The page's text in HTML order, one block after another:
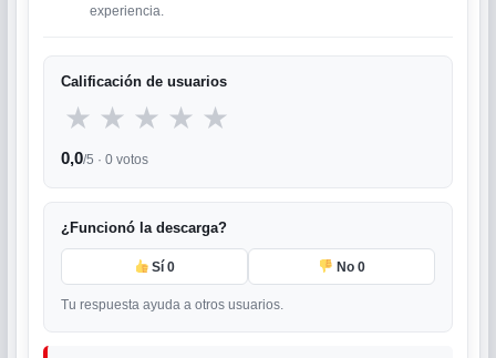
experiencia.
Calificación de usuarios
★ ★ ★ ★ ★
0,0/5 · 0 votos
¿Funcionó la descarga?
Sí0 No 0
Tu respuesta ayuda a otros usuarios.